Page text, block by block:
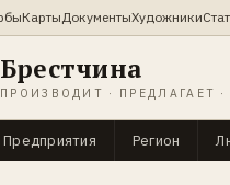
КартыДокументыХудожники
Брестчина
ПРОИЗВОДИТ · ПРЕДЛАГАЕТ
Предприятия Регион